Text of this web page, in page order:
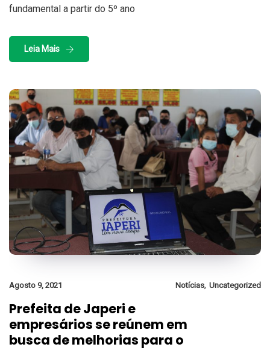
fundamental a partir do 5º ano
Leia Mais
Agosto 9, 2021 Notícias, Uncategorized
Prefeita de Japeri e
empresários se reúnem em
busca de melhorias para o